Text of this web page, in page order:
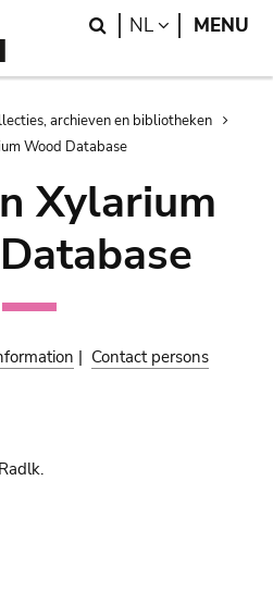
Search
NL LANGUAGE
MENU
archieven en bibliotheken
Wood Database
Xylarium
| Contact persons